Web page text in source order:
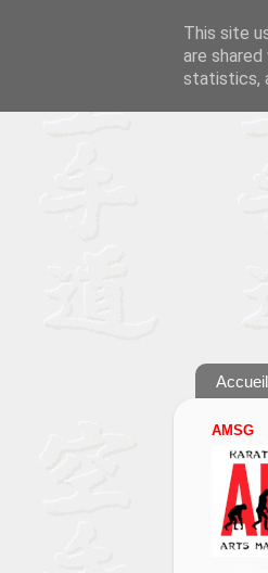
Accueil
AMSG
This site
are
statistics,